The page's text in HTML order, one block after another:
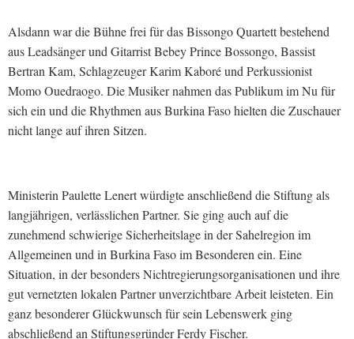
Alsdann war die Bühne frei für das Bissongo Quartett bestehend
aus Leadsänger und Gitarrist Bebey Prince Bossongo, Bassist
Bertran Kam, Schlagzeuger Karim Kaboré und Perkussionist
Momo Ouedraogo. Die Musiker nahmen das Publikum im Nu für
sich ein und die Rhythmen aus Burkina Faso hielten die Zuschauer
nicht lange auf ihren Sitzen.
Ministerin Paulette Lenert würdigte anschließend die Stiftung als
langjährigen, verlässlichen Partner. Sie ging auch auf die
zunehmend schwierige Sicherheitslage in der Sahelregion im
Allgemeinen und in Burkina Faso im Besonderen ein. Eine
Situation, in der besonders Nichtregierungsorganisationen und ihre
gut vernetzten lokalen Partner unverzichtbare Arbeit leisteten. Ein
ganz besonderer Glückwunsch für sein Lebenswerk ging
abschließend an Stiftungsgründer Ferdy Fischer.